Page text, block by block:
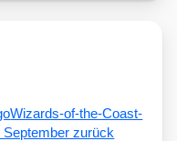
Wizards-of-the-Coast-
zurück